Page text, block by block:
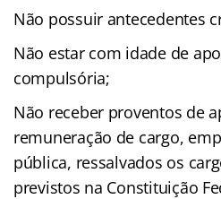
Não possuir antecedentes
Não estar com idade de
compulsória;
Não receber proventos de
remuneração de cargo,
pública, ressalvados os
previstos na Constituição